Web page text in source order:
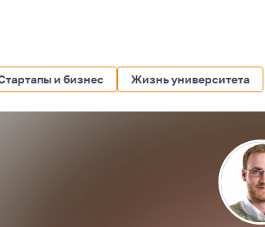
и бизнес Жизнь университета